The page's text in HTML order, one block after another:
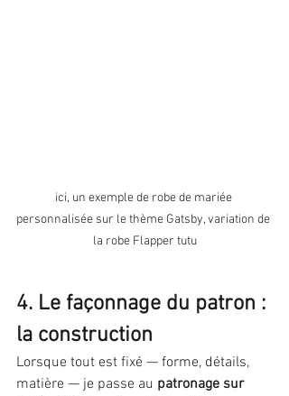
ici, un exemple de robe de mariée
personnalisée sur le thème Gatsby, variation de
la robe Flapper tutu
4. Le façonnage du patron :
la construction
Lorsque tout est fixé — forme, détails,
matière — je passe au patronage sur